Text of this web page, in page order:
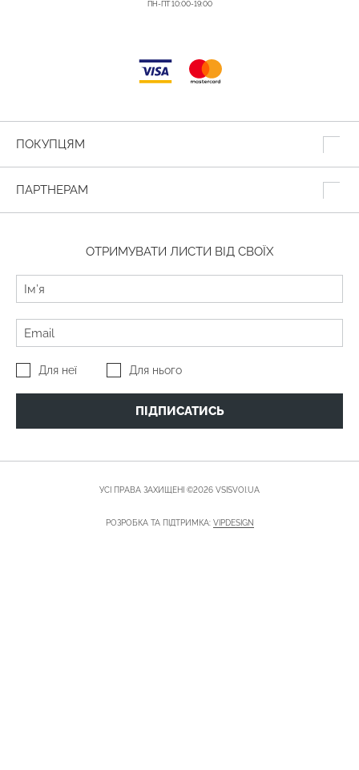
ПН-ПТ 10:00-19:00
ПОКУПЦЯМ
ПАРТНЕРАМ
ОТРИМУВАТИ ЛИСТИ ВІД СВОЇХ
Для неї Для нього
ПІДПИСАТИСЬ
УСІ ПРАВА ЗАХИЩЕНІ ©2026 VSISVOI.UA
РОЗРОБКА ТА ПІДТРИМКА: VIPDESIGN